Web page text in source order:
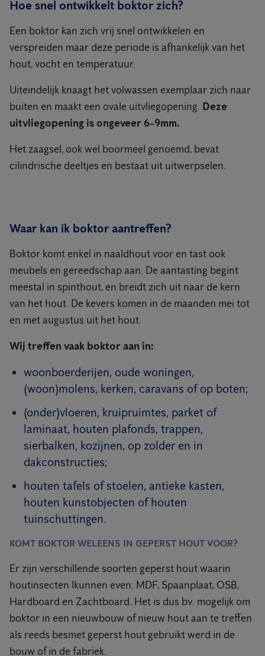
Hoe snel ontwikkelt boktor zich?
Een boktor kan zich vrij snel ontwikkelen en
verspreiden maar deze periode is afhankelijk van het
hout, vocht en temperatuur.
Uiteindelijk knaagt het volwassen exemplaar zich naar
buiten en maakt een ovale uitvliegopening. Deze
uitvliegopening is ongeveer 6-9mm.
Het zaagsel, ook wel boormeel genoemd, bevat
cilindrische deeltjes en bestaat uit uitwerpselen.
Waar kan ik boktor aantreffen?
Boktor komt enkel in naaldhout voor en tast ook
meubels en gereedschap aan. De aantasting begint
meestal in spinthout, en breidt zich uit naar de kern
van het hout. De kevers komen in de maanden mei tot
en met augustus uit het hout.
Wij treffen vaak boktor aan in:
woonboerderijen, oude woningen,
(woon)molens, kerken, caravans of op boten;
(onder)vloeren, kruipruimtes, parket of
laminaat, houten plafonds, trappen,
sierbalken, kozijnen, op zolder en in
dakconstructies;
houten tafels of stoelen, antieke kasten,
houten kunstobjecten of houten
tuinschuttingen.
KOMT BOKTOR WELEENS IN GEPERST HOUT VOOR?
Er zijn verschillende soorten geperst hout waarin
houtinsecten lkunnen even: MDF, Spaanplaat, OSB,
Hardboard en Zachtboard. Het is dus bv. mogelijk om
boktor in een nieuwbouw of nieuw hout aan te treffen
als reeds besmet geperst hout gebruikt werd in de
bouw of in de fabriek.